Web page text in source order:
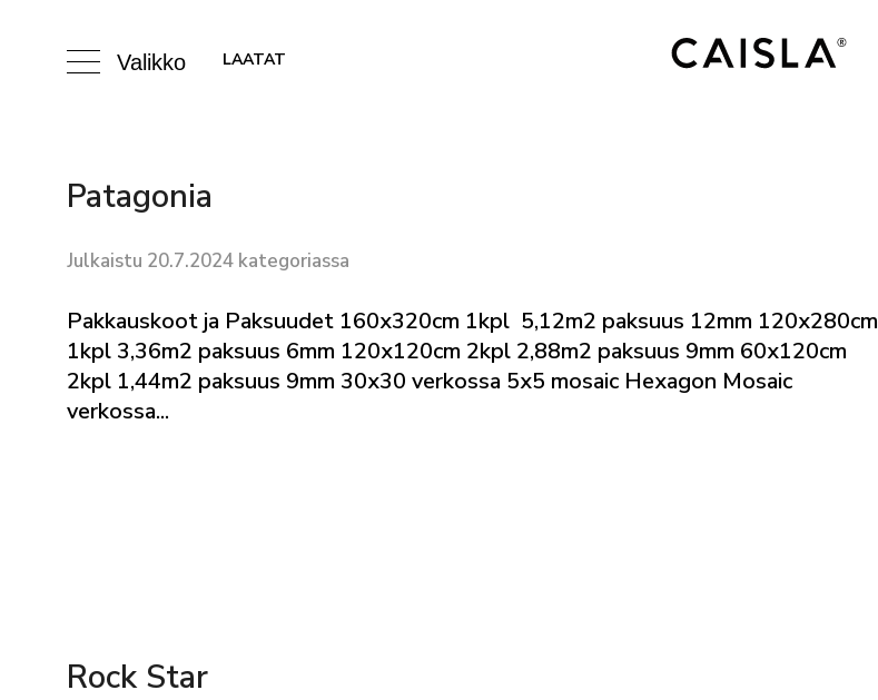
Valikko LAATAT
Patagonia
Julkaistu 20.7.2024 kategoriassa
Pakkauskoot ja Paksuudet 160x320cm 1kpl 5,12m2 paksuus 12mm 120x280cm
1kpl 3,36m2 paksuus 6mm 120x120cm 2kpl 2,88m2 paksuus 9mm 60x120cm
2kpl 1,44m2 paksuus 9mm 30x30 verkossa 5x5 mosaic Hexagon Mosaic
verkossa...
Rock Star